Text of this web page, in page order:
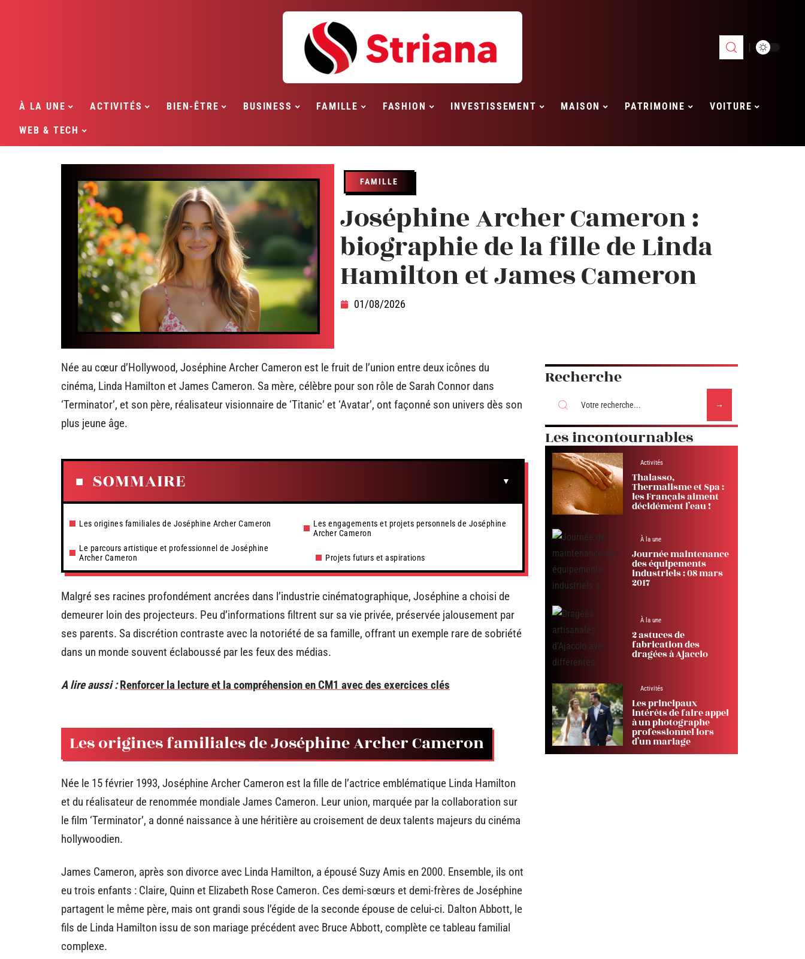
À LA UNE ACTIVITÉS BIEN-ÊTRE BUSINESS FAMILLE FASHION INVESTISSEMENT MAISON PATRIMOINE VOITURE
WEB & TECH
FAMILLE
Joséphine Archer Cameron :
biographie de la fille de Linda
Hamilton et James Cameron
01/08/2026
Née au cœur d’Hollywood, Joséphine Archer Cameron est le fruit de l’union entre deux icônes du
cinéma, Linda Hamilton et James Cameron. Sa mère, célèbre pour son rôle de Sarah Connor dans
‘Terminator’, et son père, réalisateur visionnaire de ‘Titanic’ et ‘Avatar’, ont façonné son univers dès son
plus jeune âge.
SOMMAIRE
Les origines familiales de Joséphine Archer Cameron
Le parcours artistique et professionnel de Joséphine
Archer Cameron
Les engagements et projets personnels de Joséphine
Archer Cameron
Projets futurs et aspirations
Malgré ses racines profondément ancrées dans l’industrie cinématographique, Joséphine a choisi de
demeurer loin des projecteurs. Peu d’informations filtrent sur sa vie privée, préservée jalousement par
ses parents. Sa discrétion contraste avec la notoriété de sa famille, offrant un exemple rare de sobriété
dans un monde souvent éclaboussé par les feux des médias.
A lire aussi : Renforcer la lecture et la compréhension en CM1 avec des exercices clés
Les origines familiales de Joséphine Archer Cameron
Née le 15 février 1993, Joséphine Archer Cameron est la fille de l’actrice emblématique Linda Hamilton
et du réalisateur de renommée mondiale James Cameron. Leur union, marquée par la collaboration sur
le film ‘Terminator’, a donné naissance à une héritière au croisement de deux talents majeurs du cinéma
hollywoodien.
James Cameron, après son divorce avec Linda Hamilton, a épousé Suzy Amis en 2000. Ensemble, ils ont
eu trois enfants : Claire, Quinn et Elizabeth Rose Cameron. Ces demi-sœurs et demi-frères de Joséphine
partagent le même père, mais ont grandi sous l’égide de la seconde épouse de celui-ci. Dalton Abbott, le
fils de Linda Hamilton issu de son mariage précédent avec Bruce Abbott, complète ce tableau familial
complexe.
Recherche
Les incontournables
Activités
Thalasso,
Thermalisme et Spa :
les Français aiment
décidément l’eau !
À la une
Journée maintenance
des équipements
industriels : 08 mars
2017
À la une
2 astuces de
fabrication des
dragées à Ajaccio
Activités
Les principaux
intérêts de faire appel
à un photographe
professionnel lors
d’un mariage